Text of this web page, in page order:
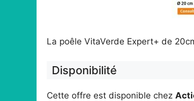
La poêle VitaVerde Expert+ de
Disponibilité
Cette offre est disponible chez